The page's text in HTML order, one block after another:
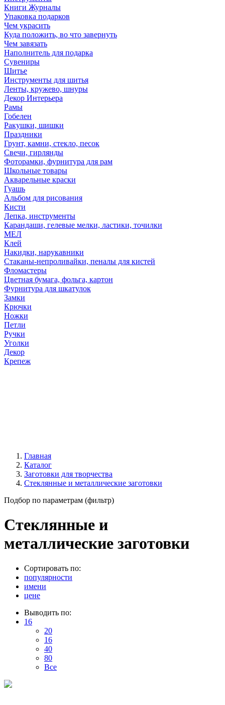
Книги Журналы
Упаковка подарков
Чем украсить
Куда положить, во что завернуть
Чем завязать
Наполнитель для подарка
Сувениры
Шитье
Инструменты для шитья
Ленты, кружево, шнуры
Декор Интерьера
Рамы
Гобелен
Ракушки, шишки
Праздники
Грунт, камни, стекло, песок
Свечи, гирлянды
Фоторамки, фурнитура для рам
Школьные товары
Акварельные краски
Гуашь
Альбом для рисования
Кисти
Лепка, инструменты
Карандаши, гелевые мелки, ластики, точилки
МЕЛ
Клей
Накидки, нарукавники
Стаканы-непроливайки, пеналы для кистей
Фломастеры
Цветная бумага, фольга, картон
Фурнитура для шкатулок
Замки
Крючки
Ножки
Петли
Ручки
Уголки
Декор
Крепеж
Главная
Каталог
Заготовки для творчества
Стеклянные и металлические заготовки
Подбор по параметрам (фильтр)
Стеклянные и
металлические заготовки
Сортировать по:
популярности
имени
цене
Выводить по:
16
20
16
40
80
Все